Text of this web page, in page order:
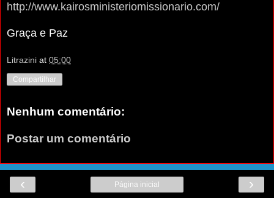
http://www.kairosministeriomissionario.com/
Graça e Paz
Litrazini at 05:00
Compartilhar
Nenhum comentário:
Postar um comentário
‹ ›
Página inicial